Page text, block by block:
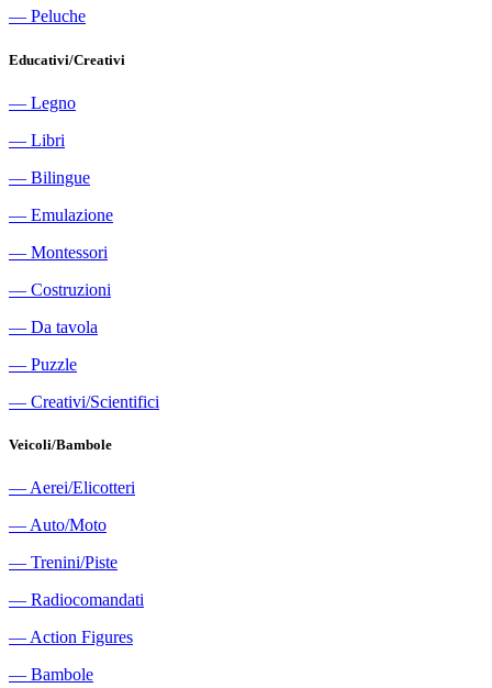
― Peluche
Educativi/Creativi
― Legno
― Libri
― Bilingue
― Emulazione
― Montessori
― Costruzioni
― Da tavola
― Puzzle
― Creativi/Scientifici
Veicoli/Bambole
― Aerei/Elicotteri
― Auto/Moto
― Trenini/Piste
― Radiocomandati
― Action Figures
― Bambole